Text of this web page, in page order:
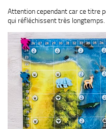
Attention cependant car ce titre
qui réfléchissent très longtemps.